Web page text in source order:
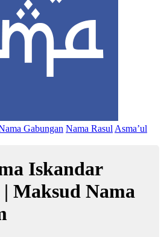
Gabungan Nama Rasul Asma’ul
Iskandar
Maksud Nama